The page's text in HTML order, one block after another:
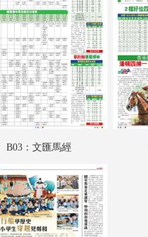
：文匯馬經
：文匯馬經
：文匯馬經
：文匯馬經
：匯周刊
：匯周刊
：匯周刊
B03：文匯馬經